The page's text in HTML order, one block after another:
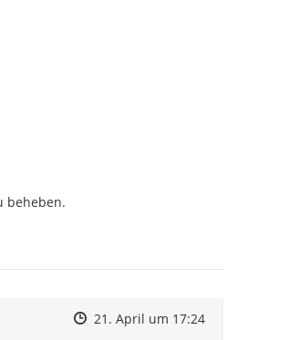
beheben.
Zeitpunkt des Erstellens
Zeitpunkt des Erstellens
21. April um 17:24Zur Äußerung